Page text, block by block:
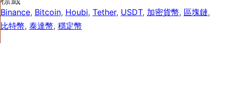
Binance, Bitcoin, Houbi, Tether, USDT, 加密貨幣, 區塊鏈,
比特幣, 泰達幣, 穩定幣